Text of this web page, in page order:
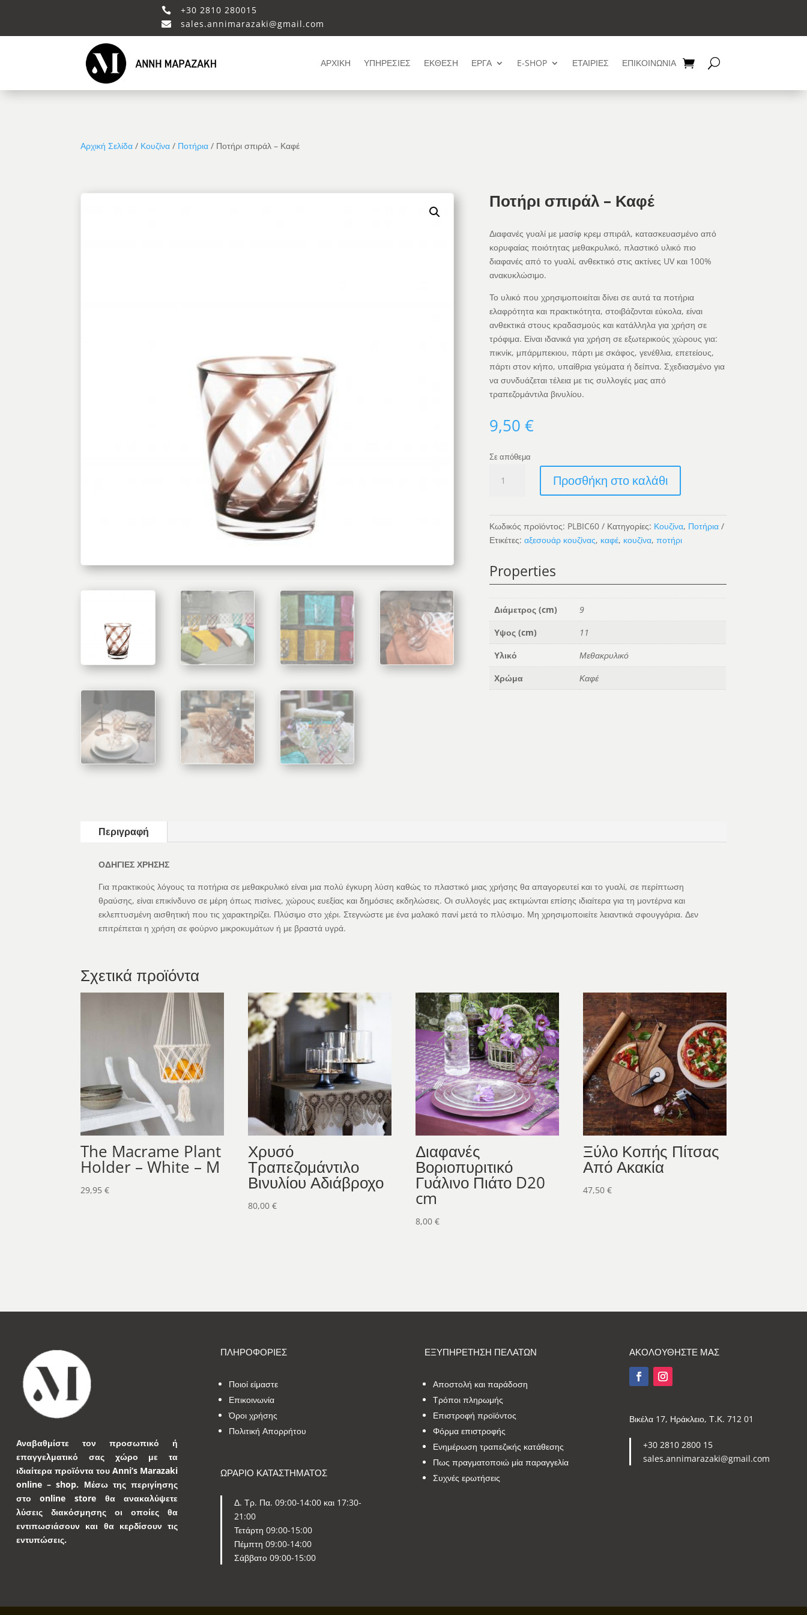
 +30 2810 280015
 sales.annimarazaki@gmail.com
ΑΡΧΙΚΗ ΥΠΗΡΕΣΙΕΣ ΕΚΘΕΣΗ ΕΡΓΑ E-SHOP ΕΤΑΙΡΙΕΣ ΕΠΙΚΟΙΝΩΝΙΑ
Αρχική Σελίδα / Κουζίνα / Ποτήρια / Ποτήρι σπιράλ – Καφέ
Ποτήρι σπιράλ – Καφέ
Διαφανές γυαλί με μασίφ κρεμ σπιράλ, κατασκευασμένο από
κορυφαίας ποιότητας μεθακρυλικό, πλαστικό υλικό πιο
διαφανές από το γυαλί, ανθεκτικό στις ακτίνες UV και 100%
ανακυκλώσιμο.
Το υλικό που χρησιμοποιείται δίνει σε αυτά τα ποτήρια
ελαφρότητα και πρακτικότητα, στοιβάζονται εύκολα, είναι
ανθεκτικά στους κραδασμούς και κατάλληλα για χρήση σε
τρόφιμα. Είναι ιδανικά για χρήση σε εξωτερικούς χώρους για:
πικνίκ, μπάρμπεκιου, πάρτι με σκάφος, γενέθλια, επετείους,
πάρτι στον κήπο, υπαίθρια γεύματα ή δείπνα. Σχεδιασμένο για
να συνδυάζεται τέλεια με τις συλλογές μας από
τραπεζομάντιλα βινυλίου.
9,50 €
Σε απόθεμα
σπιράλ
ποσότητα
Προσθήκη στο καλάθι
Κωδικός προϊόντος: PLBIC60 Κατηγορίες: Κουζίνα, Ποτήρια
Ετικέτες: αξεσουάρ κουζίνας, καφέ, κουζίνα, ποτήρι
Properties
Διάμετρος (cm)
9
Υψος (cm)
11
Υλικό
Μεθακρυλικό
Χρώμα
Καφέ
Περιγραφή
ΟΔΗΓΙΕΣ ΧΡΗΣΗΣ
Για πρακτικούς λόγους τα ποτήρια σε μεθακρυλικό είναι μια πολύ έγκυρη λύση καθώς το πλαστικό μιας χρήσης θα απαγορευτεί και το γυαλί, σε περίπτωση
θραύσης, είναι επικίνδυνο σε μέρη όπως πισίνες, χώρους ευεξίας και δημόσιες εκδηλώσεις. Οι συλλογές μας εκτιμώνται επίσης ιδιαίτερα για τη μοντέρνα και
εκλεπτυσμένη αισθητική που τις χαρακτηρίζει. Πλύσιμο στο χέρι. Στεγνώστε με ένα μαλακό πανί μετά το πλύσιμο. Μη χρησιμοποιείτε λειαντικά σφουγγάρια. Δεν
επιτρέπεται η χρήση σε φούρνο μικροκυμάτων ή με βραστά υγρά.
Σχετικά προϊόντα
The Macrame Plant
Holder – White – M
29,95€
Χρυσό
Τραπεζομάντιλο
Βινυλίου Αδιάβροχο
80,00€
Διαφανές
Βοριοπυριτικό
Γυάλινο Πιάτο D20
cm
8,00€
Ξύλο Κοπής Πίτσας
Από Ακακία
47,50€
Αναβαθμίστε τον προσωπικό ή
επαγγελματικό σας χώρο με τα
ιδιαίτερα προϊόντα του Anni’s Marazaki
online – shop. Μέσω της περιγίησης
στο online store θα ανακαλύψετε
λύσεις διακόσμησης οι οποίες θα
εντιπωσιάσουν και θα κερδίσουν τις
εντυπώσεις.
ΠΛΗΡΟΦΟΡΙΕΣ
Ποιοί είμαστε
Επικοινωνία
Όροι χρήσης
Πολιτική Απορρήτου
ΩΡΑΡΙΟ ΚΑΤΑΣΤΗΜΑΤΟΣ
Δ. Τρ. Πα. 09:00-14:00 και 17:30-
21:00
Τετάρτη 09:00-15:00
Πέμπτη 09:00-14:00
Σάββατο 09:00-15:00
ΕΞΥΠΗΡΕΤΗΣΗ ΠΕΛΑΤΩΝ
Αποστολή και παράδοση
Τρόποι πληρωμής
Επιστροφή προϊόντος
Φόρμα επιστροφής
Ενημέρωση τραπεζικής κατάθεσης
Πως πραγματοποιώ μία παραγγελία
Συχνές ερωτήσεις
ΑΚΟΛΟΥΘΗΣΤΕ ΜΑΣ
Βικέλα 17, Ηράκλειο, Τ.Κ. 712 01
+30 2810 2800 15
sales.annimarazaki@gmail.com